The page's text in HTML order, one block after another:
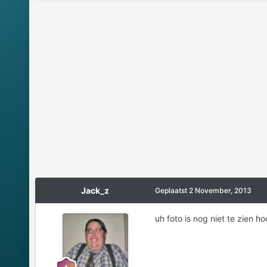
Jack_z Geplaatst 2 November, 2013
uh foto is nog niet te zien